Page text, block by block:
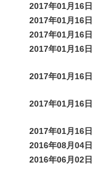
2017年01月16日
2017年01月16日
2017年01月16日
2017年01月16日
2017年01月16日
2017年01月16日
2017年01月16日
2016年08月04日
2016年06月02日